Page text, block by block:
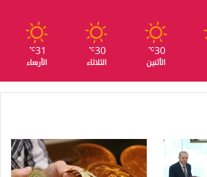
30
℃
الأثنين
30
℃
الثلاثاء
31
℃
الأربعاء